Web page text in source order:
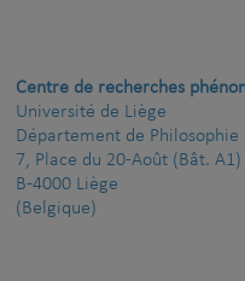
Centre de recherches
Université de Liège
Département de Philosophie
7, Place du 20-Août (Bât. A1)
B-4000 Liège
(Belgique)